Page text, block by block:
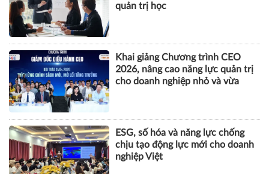
quản trị học
Khai giảng Chương trình CEO
2026, nâng cao năng lực quản trị
cho doanh nghiệp nhỏ và vừa
ESG, số hóa và năng lực chống
chịu tạo động lực mới cho doanh
nghiệp Việt